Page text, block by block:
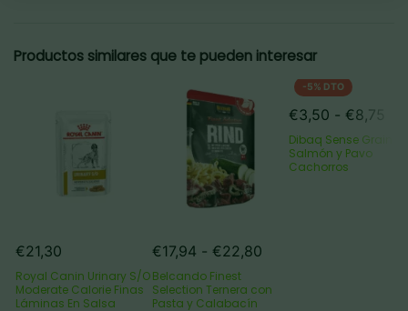
Productos similares que te pueden interesar
€21,30
Royal Canin Urinary S/O
Moderate Calorie Finas
Láminas En Salsa
€17,94 - €22,80
precios:
Belcando Finest
Selection Ternera con
Pasta y Calabacín
-5% DTO
€3,50 - €8,75
Dibaq Sense Grain
Salmón y Pavo
Cachorros